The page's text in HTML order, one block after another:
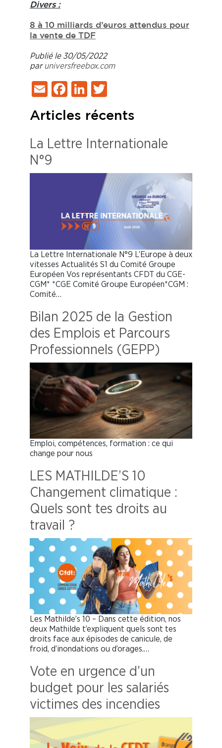
Divers :
8 à 10 milliards d’euros attendus pour
la vente de TDF
Publié le 30/05/2022
paruniversfreebox.com
EmailFacebook
LinkedIn
Articles récents
La Lettre Internationale
N°9
La Lettre Internationale N°9 L’Europe à deux
vitesses Actualités S1 du Comité Groupe
Européen Vos représentants CFDT du CGE-
CGM* *CGE Comité Groupe Européen*CGM :
Comité…
Bilan 2025 de la Gestion
des Emplois et Parcours
Professionnels (GEPP)
Emploi, compétences, formation : ce qui
change pour nous
LES MATHILDE’S 10
Changement climatique :
Quels sont tes droits au
travail ?
Les Mathilde’s 10 – Dans cette édition, nos
deux Mathilde t’expliquent quels sont tes
droits face aux épisodes de canicule, de
froid, d’inondations ou d’orages.…
Vote en urgence d’un
budget pour les salariés
victimes des incendies